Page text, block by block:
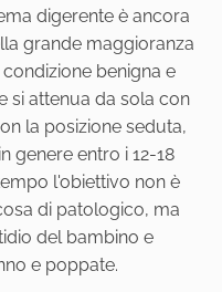
digerente è ancora
grande maggioranza
benigna e
si attenua da sola con
la posizione seduta,
genere entro i 12-18
l'obiettivo non è
di patologico, ma
del bambino e
e poppate.